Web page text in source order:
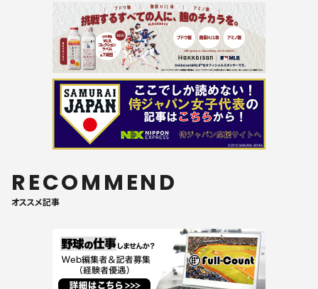
RECOMMEND
オススメ記事